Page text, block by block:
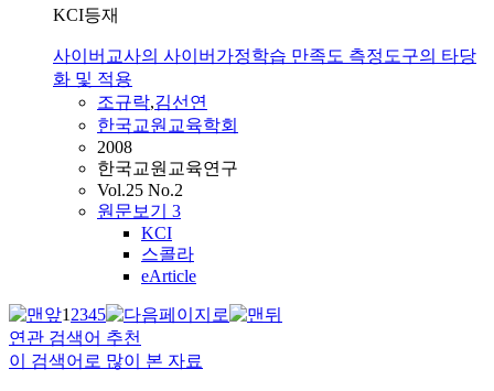
KCI등재
사이버교사의 사이버가정학습 만족도 측정도구의 타당
화 및 적용
조규락,김선연
한국교원교육학회
2008
한국교원교육연구
Vol.25 No.2
원문보기 3
KCI
스콜라
eArticle
12345
연관 검색어 추천
이 검색어로 많이 본 자료